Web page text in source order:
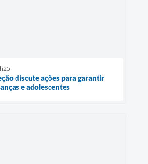
discute ações para garantir
e adolescentes